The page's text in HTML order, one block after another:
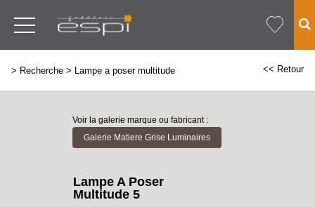
> Recherche > Lampe a poser multitude << Retour
Voir la galerie marque ou fabricant :
Galerie Matiere Grise Luminaires
Lampe A Poser
Multitude 5